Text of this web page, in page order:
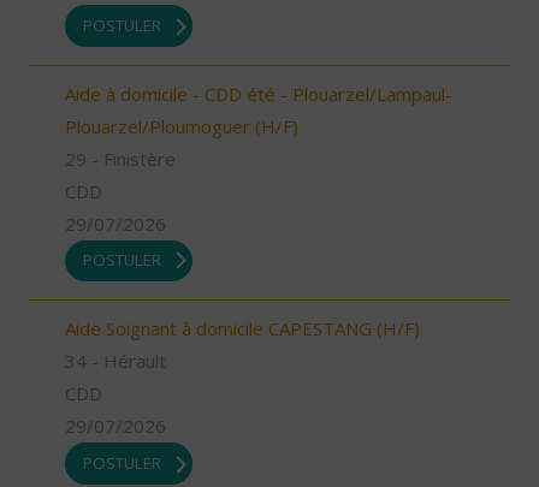
POSTULER
Aide à domicile - CDD été - Plouarzel/Lampaul-
Plouarzel/Ploumoguer (H/F)
29 - Finistère
CDD
29/07/2026
POSTULER
Aide Soignant à domicile CAPESTANG (H/F)
34 - Hérault
CDD
29/07/2026
POSTULER